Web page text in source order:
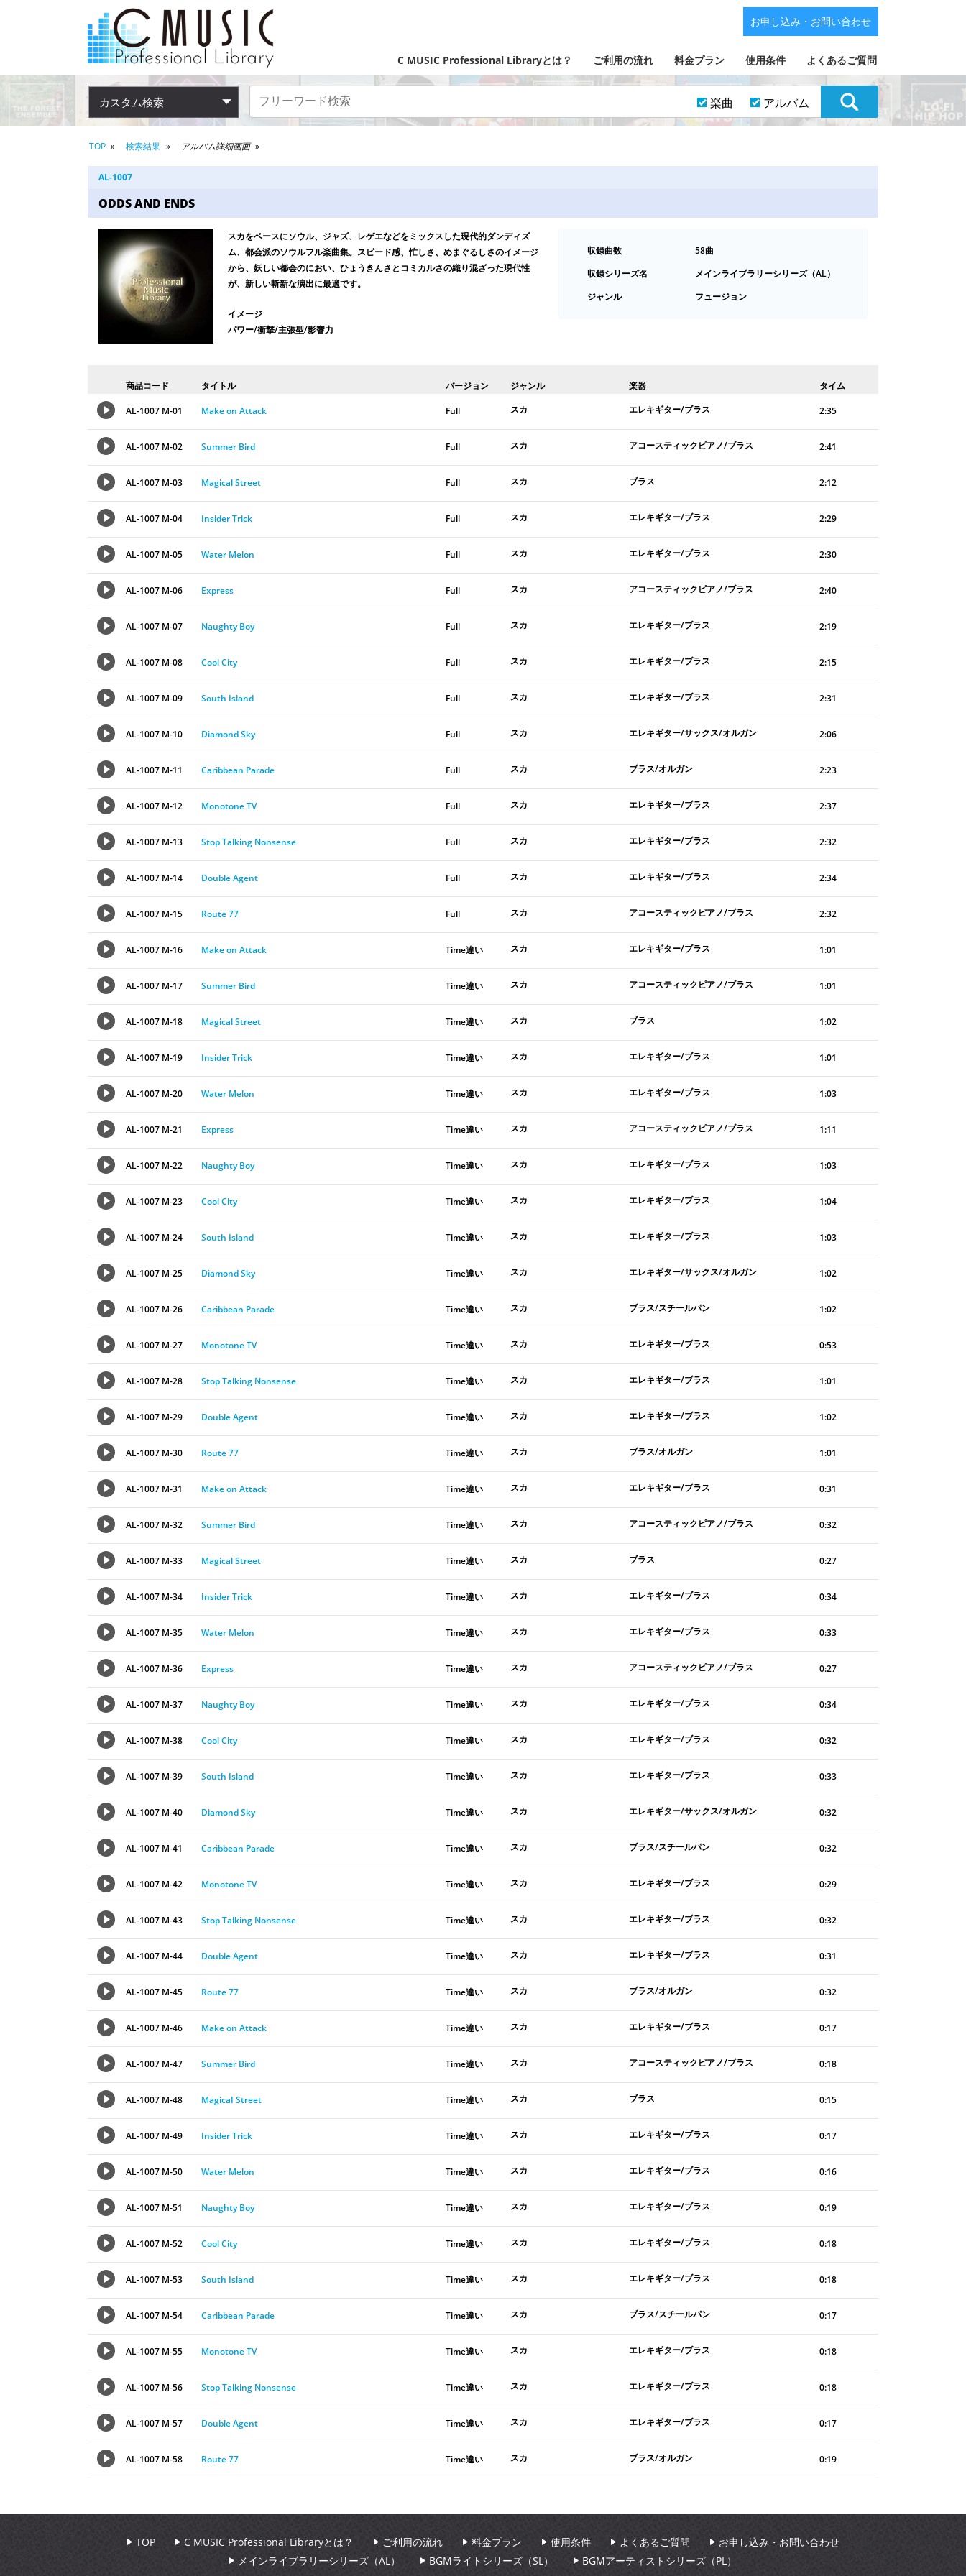
C MUSIC Professional Libraryとは？ ご利用の流れ 料金プラン 使用条件 よくあるご質問
お申し込み・お問い合わせ
カスタム検索 楽曲 アルバム
TOP 検索結果 アルバム詳細画面
AL-1007
ODDS AND ENDS
スカをベースにソウル、ジャズ、レゲエなどをミックスした現代的ダンディズ
ム、都会派のソウルフル楽曲集。スピード感、忙しさ、めまぐるしさのイメージ
から、妖しい都会のにおい、ひょうきんさとコミカルさの織り混ざった現代性
が、新しい斬新な演出に最適です。
イメージ
パワー/衝撃/主張型/影響力
収録曲数
58曲
収録シリーズ名
メインライブラリーシリーズ（AL）
ジャンル
フュージョン
商品コード タイトル バージョン ジャンル 楽器 タイム
AL-1007 M-01 Make on Attack Full スカ エレキギター/ブラス 2:35
AL-1007 M-02 Summer Bird Full スカ アコースティックピアノ/ブラス 2:41
AL-1007 M-03 Magical Street Full スカ ブラス 2:12
AL-1007 M-04 Insider Trick Full スカ エレキギター/ブラス 2:29
AL-1007 M-05 Water Melon Full スカ エレキギター/ブラス 2:30
AL-1007 M-06 Express Full スカ アコースティックピアノ/ブラス 2:40
AL-1007 M-07 Naughty Boy Full スカ エレキギター/ブラス 2:19
AL-1007 M-08 Cool City Full スカ エレキギター/ブラス 2:15
AL-1007 M-09 South Island Full スカ エレキギター/ブラス 2:31
AL-1007 M-10 Diamond Sky Full スカ エレキギター/サックス/オルガン 2:06
AL-1007 M-11 Caribbean Parade Full スカ ブラス/オルガン 2:23
AL-1007 M-12 Monotone TV Full スカ エレキギター/ブラス 2:37
AL-1007 M-13 Stop Talking Nonsense Full スカ エレキギター/ブラス 2:32
AL-1007 M-14 Double Agent Full スカ エレキギター/ブラス 2:34
AL-1007 M-15 Route 77 Full スカ アコースティックピアノ/ブラス 2:32
AL-1007 M-16 Make on Attack Time違い スカ エレキギター/ブラス 1:01
AL-1007 M-17 Summer Bird Time違い スカ アコースティックピアノ/ブラス 1:01
AL-1007 M-18 Magical Street Time違い スカ ブラス 1:02
AL-1007 M-19 Insider Trick Time違い スカ エレキギター/ブラス 1:01
AL-1007 M-20 Water Melon Time違い スカ エレキギター/ブラス 1:03
AL-1007 M-21 Express Time違い スカ アコースティックピアノ/ブラス 1:11
AL-1007 M-22 Naughty Boy Time違い スカ エレキギター/ブラス 1:03
AL-1007 M-23 Cool City Time違い スカ エレキギター/ブラス 1:04
AL-1007 M-24 South Island Time違い スカ エレキギター/ブラス 1:03
AL-1007 M-25 Diamond Sky Time違い スカ エレキギター/サックス/オルガン 1:02
AL-1007 M-26 Caribbean Parade Time違い スカ ブラス/スチールパン 1:02
AL-1007 M-27 Monotone TV Time違い スカ エレキギター/ブラス 0:53
AL-1007 M-28 Stop Talking Nonsense Time違い スカ エレキギター/ブラス 1:01
AL-1007 M-29 Double Agent Time違い スカ エレキギター/ブラス 1:02
AL-1007 M-30 Route 77 Time違い スカ ブラス/オルガン 1:01
AL-1007 M-31 Make on Attack Time違い スカ エレキギター/ブラス 0:31
AL-1007 M-32 Summer Bird Time違い スカ アコースティックピアノ/ブラス 0:32
AL-1007 M-33 Magical Street Time違い スカ ブラス 0:27
AL-1007 M-34 Insider Trick Time違い スカ エレキギター/ブラス 0:34
AL-1007 M-35 Water Melon Time違い スカ エレキギター/ブラス 0:33
AL-1007 M-36 Express Time違い スカ アコースティックピアノ/ブラス 0:27
AL-1007 M-37 Naughty Boy Time違い スカ エレキギター/ブラス 0:34
AL-1007 M-38 Cool City Time違い スカ エレキギター/ブラス 0:32
AL-1007 M-39 South Island Time違い スカ エレキギター/ブラス 0:33
AL-1007 M-40 Diamond Sky Time違い スカ エレキギター/サックス/オルガン 0:32
AL-1007 M-41 Caribbean Parade Time違い スカ ブラス/スチールパン 0:32
AL-1007 M-42 Monotone TV Time違い スカ エレキギター/ブラス 0:29
AL-1007 M-43 Stop Talking Nonsense Time違い スカ エレキギター/ブラス 0:32
AL-1007 M-44 Double Agent Time違い スカ エレキギター/ブラス 0:31
AL-1007 M-45 Route 77 Time違い スカ ブラス/オルガン 0:32
AL-1007 M-46 Make on Attack Time違い スカ エレキギター/ブラス 0:17
AL-1007 M-47 Summer Bird Time違い スカ アコースティックピアノ/ブラス 0:18
AL-1007 M-48 MagicaI Street Time違い スカ ブラス 0:15
AL-1007 M-49 Insider Trick Time違い スカ エレキギター/ブラス 0:17
AL-1007 M-50 Water Melon Time違い スカ エレキギター/ブラス 0:16
AL-1007 M-51 Naughty Boy Time違い スカ エレキギター/ブラス 0:19
AL-1007 M-52 Cool City Time違い スカ エレキギター/ブラス 0:18
AL-1007 M-53 South Island Time違い スカ エレキギター/ブラス 0:18
AL-1007 M-54 Caribbean Parade Time違い スカ ブラス/スチールパン 0:17
AL-1007 M-55 Monotone TV Time違い スカ エレキギター/ブラス 0:18
AL-1007 M-56 Stop Talking Nonsense Time違い スカ エレキギター/ブラス 0:18
AL-1007 M-57 Double Agent Time違い スカ エレキギター/ブラス 0:17
AL-1007 M-58 Route 77 Time違い スカ ブラス/オルガン 0:19
TOP C MUSIC Professional Libraryとは？ ご利用の流れ 料金プラン 使用条件 よくあるご質問
お申し込み・お問い合わせ
メインライブラリーシリーズ（AL）
BGMライトシリーズ（SL） BGMアーティストシリーズ（PL）